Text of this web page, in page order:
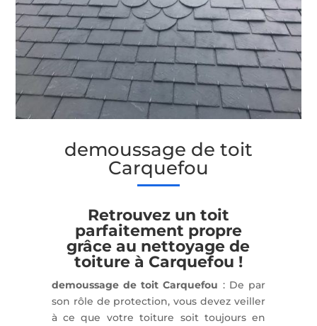
demoussage de toit
Carquefou
Retrouvez un toit
parfaitement propre
grâce au nettoyage de
toiture à Carquefou !
demoussage de toit Carquefou : De par
son rôle de protection, vous devez veiller
à ce que votre toiture soit toujours en